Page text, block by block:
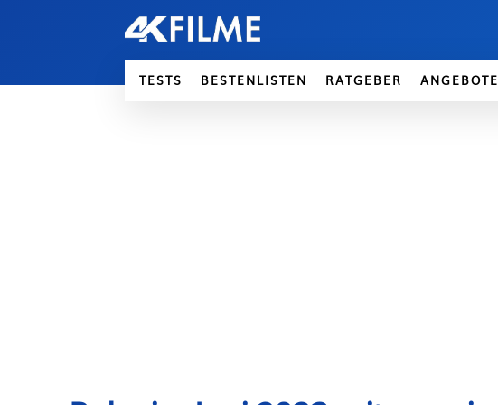
TESTS BESTENLISTEN RATGEBER ANGEBOTE